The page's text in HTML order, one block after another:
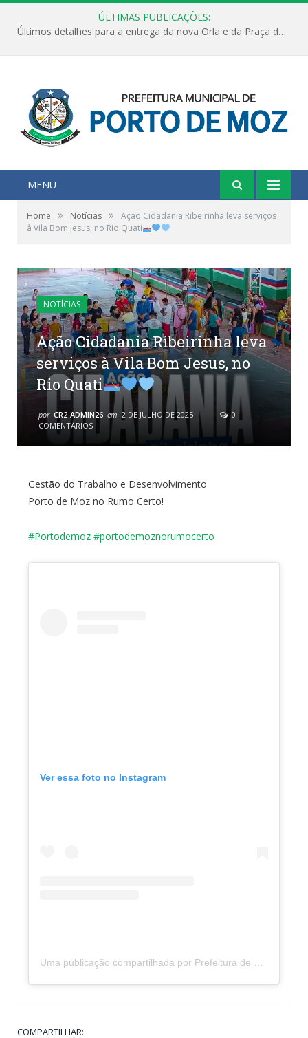
ÚLTIMAS PUBLICAÇÕES:
Últimos detalhes para a entrega da nova Orla e da Praça do Praião
MENU
Home » Notícias »
Ação Cidadania Ribeirinha leva serviços
à Vila Bom Jesus, no Rio Quati
NOTÍCIAS
Ação Cidadania Ribeirinha leva
serviços à Vila Bom Jesus, no
Rio Quati
por CR2-ADMIN26 em 2 DE JULHO DE 2025
0
COMENTÁRIOS
Gestão do Trabalho e Desenvolvimento
Porto de Moz no Rumo Certo!
#Portodemoz #portodemoznorumocerto
Ver essa foto no Instagram
COMPARTILHAR: